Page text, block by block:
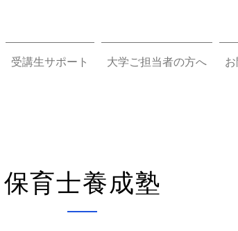
受講生サポート 大学ご担当者の方へ
​保育士養成塾